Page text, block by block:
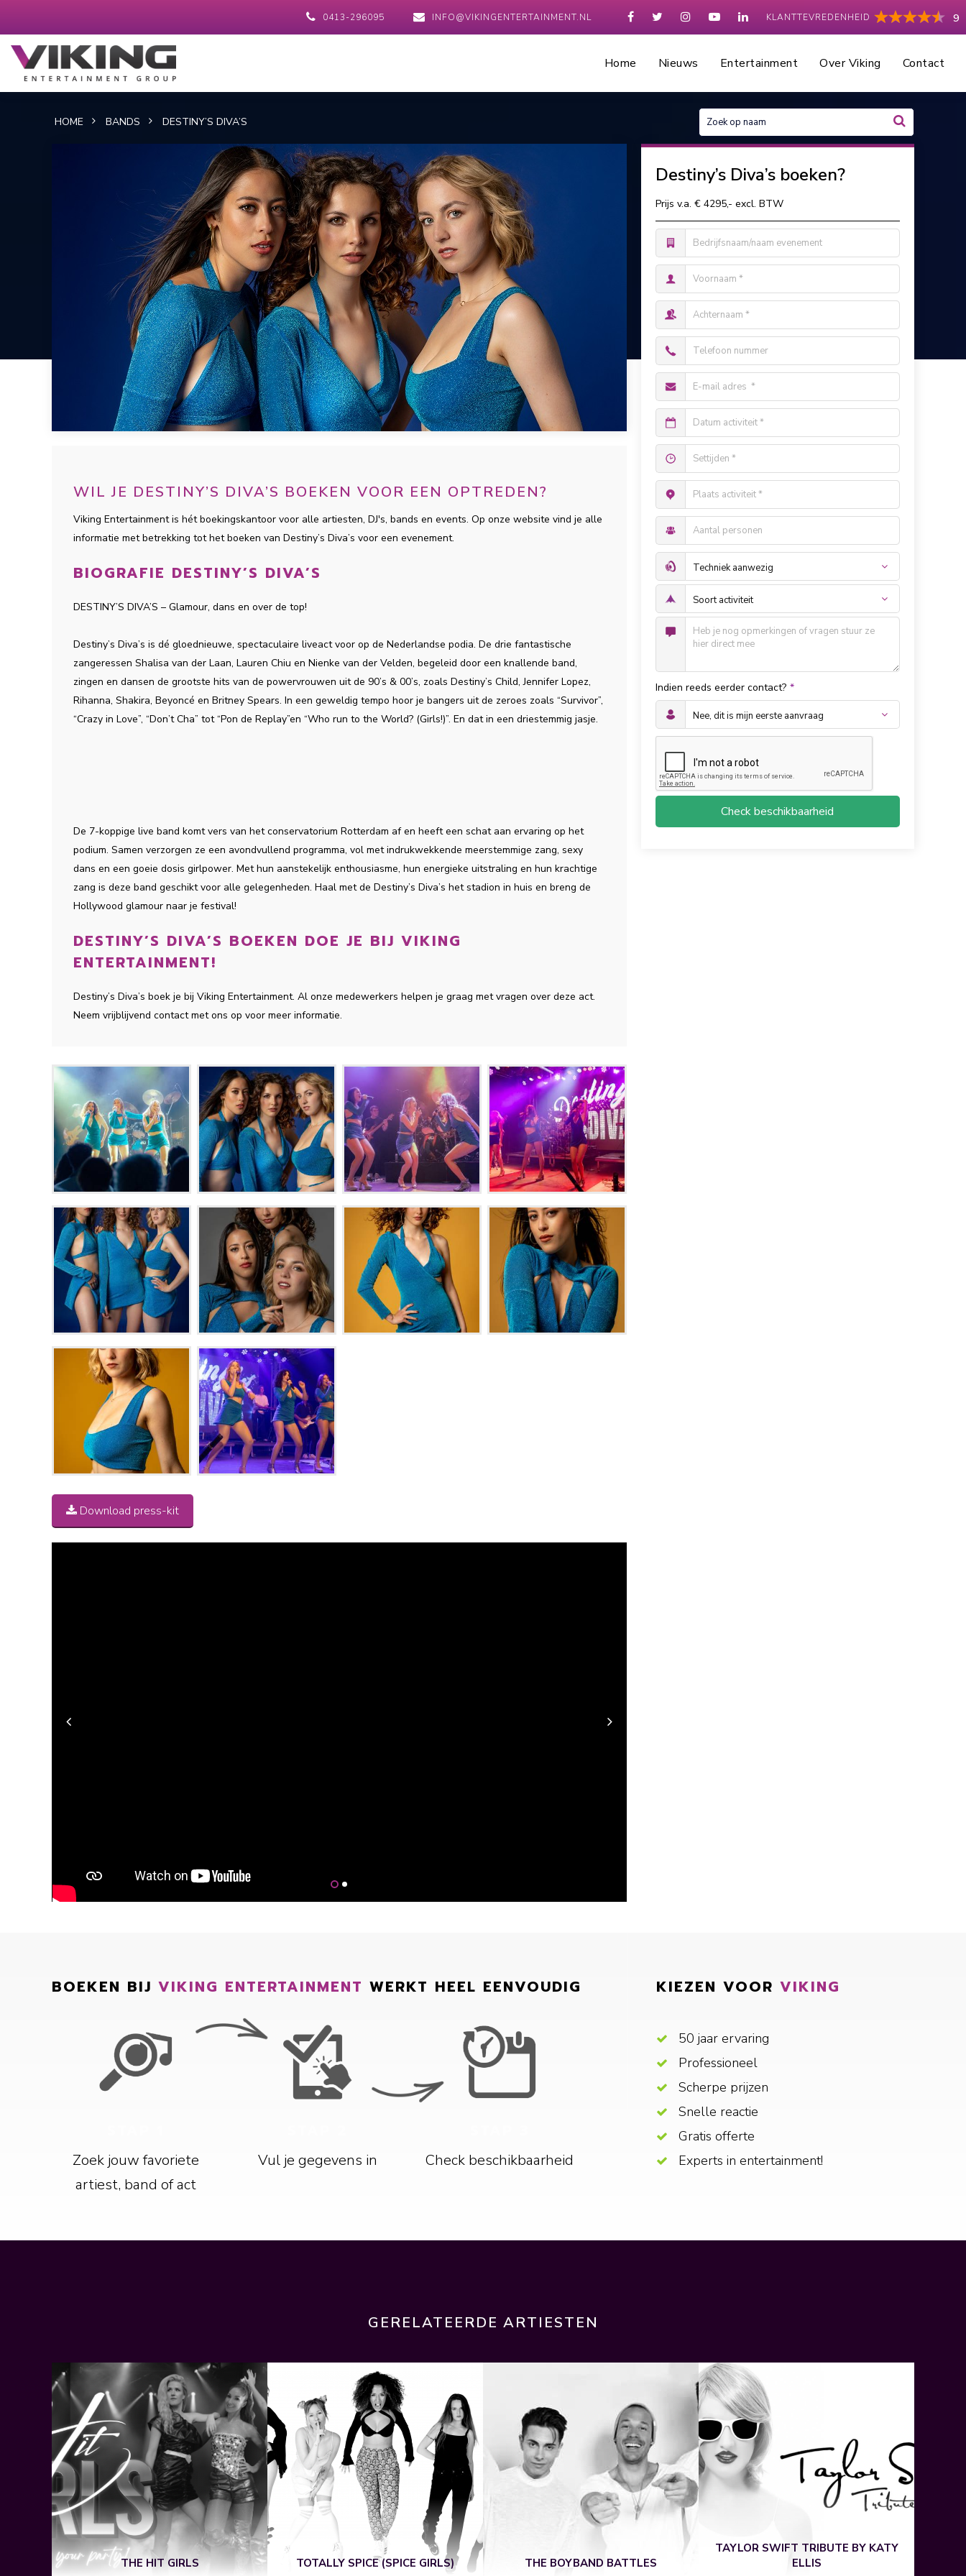
KLANTTEVREDENHEID 9
0413-296095 INFO@VIKINGENTERTAINMENT.NL
Home Nieuws Entertainment Over Viking Contact
HOME BANDS DESTINY’S DIVA’S
WIL JE DESTINY’S DIVA’S BOEKEN VOOR EEN OPTREDEN?
Viking Entertainment is hét boekingskantoor voor alle artiesten, DJ's, bands en events. Op onze website vind je alle
informatie met betrekking tot het boeken van Destiny’s Diva’s voor een evenement.
BIOGRAFIE DESTINY’S DIVA’S
DESTINY’S DIVA’S – Glamour, dans en over de top!
Destiny’s Diva’s is dé gloednieuwe, spectaculaire liveact voor op de Nederlandse podia. De drie fantastische
zangeressen Shalisa van der Laan, Lauren Chiu en Nienke van der Velden, begeleid door een knallende band,
zingen en dansen de grootste hits van de powervrouwen uit de 90’s & 00’s, zoals Destiny’s Child, Jennifer Lopez,
Rihanna, Shakira, Beyoncé en Britney Spears. In een geweldig tempo hoor je bangers uit de zeroes zoals “Survivor”,
“Crazy in Love”, “Don’t Cha” tot “Pon de Replay”en “Who run to the World? (Girls!)”. En dat in een driestemmig jasje.
De 7-koppige live band komt vers van het conservatorium Rotterdam af en heeft een schat aan ervaring op het
podium. Samen verzorgen ze een avondvullend programma, vol met indrukwekkende meerstemmige zang, sexy
dans en een goeie dosis girlpower. Met hun aanstekelijk enthousiasme, hun energieke uitstraling en hun krachtige
zang is deze band geschikt voor alle gelegenheden. Haal met de Destiny’s Diva’s het stadion in huis en breng de
Hollywood glamour naar je festival!
DESTINY’S DIVA’S BOEKEN DOE JE BIJ VIKING
ENTERTAINMENT!
Destiny’s Diva’s boek je bij Viking Entertainment. Al onze medewerkers helpen je graag met vragen over deze act.
Neem vrijblijvend contact met ons op voor meer informatie.
Download press-kit
Destiny’s Diva’s boeken?
Prijs v.a. € 4295,- excl. BTW
Indien reeds eerder contact? *
Check beschikbaarheid
BOEKEN BIJ VIKING ENTERTAINMENT WERKT HEEL EENVOUDIG
Zoek jouw favoriete
artiest, band of act
Vul je gegevens in Check beschikbaarheid
KIEZEN VOOR VIKING
50 jaar ervaring
Professioneel
Scherpe prijzen
Snelle reactie
Gratis offerte
Experts in entertainment!
GERELATEERDE ARTIESTEN
THE HIT GIRLS
TOTALLY SPICE (SPICE GIRLS) THE BOYBAND BATTLES
TAYLOR SWIFT TRIBUTE BY KATY
ELLIS